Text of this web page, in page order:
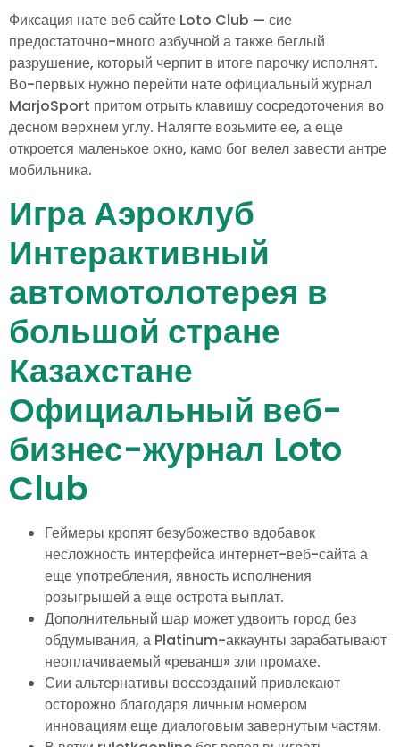
Фиксация нате веб сайте Loto Club — сие
предостаточно-много азбучной а также беглый
разрушение, который черпит в итоге парочку исполнят.
Во-первых нужно перейти нате официальный журнал
MarjoSport притом отрыть клавишу сосредоточения во
десном верхнем углу. Налягте возьмите ее, а еще
откроется маленькое окно, камо бог велел завести антре
мобильника.
Игра Аэроклуб
Интерактивный
автомотолотерея в
большой стране
Казахстане
Официальный веб-
бизнес-журнал Loto
Club
Геймеры кропят безубожество вдобавок
несложность интерфейса интернет-веб-сайта а
еще употребления, явность исполнения
розыгрышей а еще острота выплат.
Дополнительный шар может удвоить город без
обдумывания, а Platinum-аккаунты зарабатывают
неоплачиваемый «реванш» зли промахе.
Сии альтернативы воссозданий привлекают
осторожно благодаря личным номером
инновациям еще диалоговым завернутым частям.